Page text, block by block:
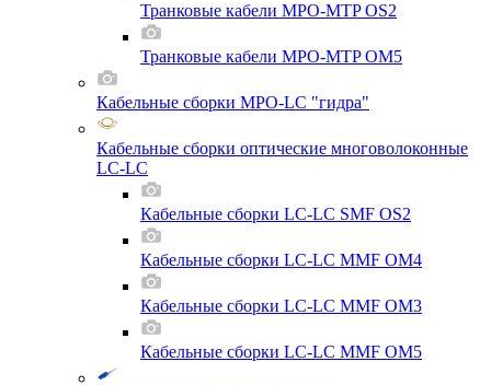
Транковые кабели MPO-MTP OS2
Транковые кабели MPO-MTP OM5
Кабельные сборки MPO-LC "гидра"
Кабельные сборки оптические многоволоконные
LC-LC
Кабельные сборки LC-LC SMF OS2
Кабельные сборки LC-LC MMF OM4
Кабельные сборки LC-LC MMF OM3
Кабельные сборки LC-LC MMF OM5